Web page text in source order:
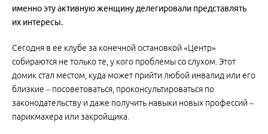
именно эту активную женщину делегировали представлять
их интересы.
Сегодня в ее клубе за конечной остановкой «Центр»
собираются не только те, у кого проблемы со слухом. Этот
домик стал местом, куда может прийти любой инвалид или его
близкие – посоветоваться, проконсультироваться по
законодательству и даже получить навыки новых профессий –
парикмахера или закройщика.